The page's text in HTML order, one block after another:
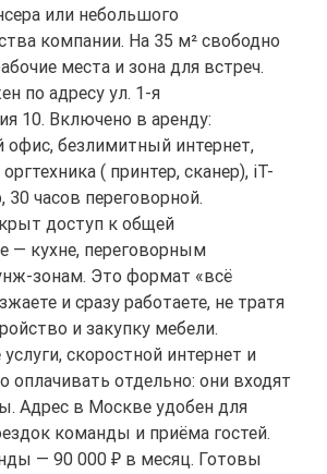
или небольшого
компании. На 35 м² свободно
места и зона для встреч.
по адресу ул. 1-я
10. Включено в аренду:
офис, безлимитный интернет,
( принтер, сканер), iT-
30 часов переговорной.
доступ к общей
— кухне, переговорным
зонам. Это формат «всё
и сразу работаете, не тратя
и закупку мебели.
скоростной интернет и
оплачивать отдельно: они входят
Адрес в Москве удобен для
команды и приёма гостей.
— 90 000 ₽ в месяц. Готовы